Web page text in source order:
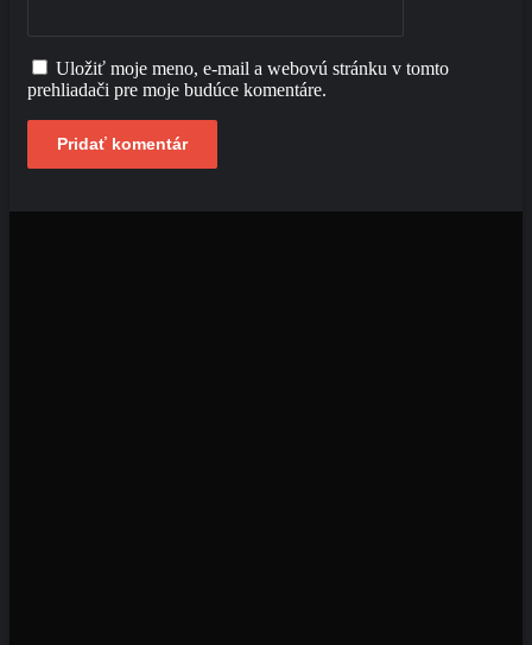
Uložiť moje meno, e-mail a webovú stránku v tomto
prehliadači pre moje budúce komentáre.